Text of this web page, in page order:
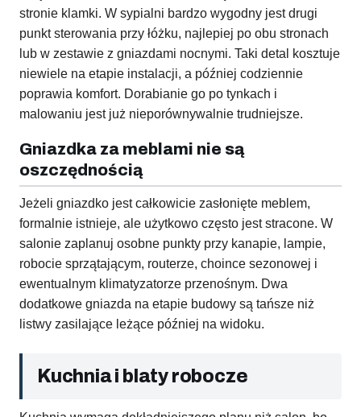
stronie klamki. W sypialni bardzo wygodny jest drugi
punkt sterowania przy łóżku, najlepiej po obu stronach
lub w zestawie z gniazdami nocnymi. Taki detal kosztuje
niewiele na etapie instalacji, a później codziennie
poprawia komfort. Dorabianie go po tynkach i
malowaniu jest już nieporównywalnie trudniejsze.
Gniazdka za meblami nie są
oszczędnością
Jeżeli gniazdko jest całkowicie zasłonięte meblem,
formalnie istnieje, ale użytkowo często jest stracone. W
salonie zaplanuj osobne punkty przy kanapie, lampie,
robocie sprzątającym, routerze, choince sezonowej i
ewentualnym klimatyzatorze przenośnym. Dwa
dodatkowe gniazda na etapie budowy są tańsze niż
listwy zasilające leżące później na widoku.
Kuchnia i blaty robocze